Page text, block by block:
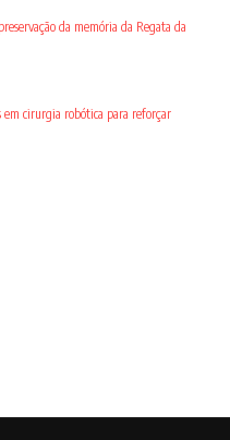
da memória da Regata da
em cirurgia robótica para reforçar